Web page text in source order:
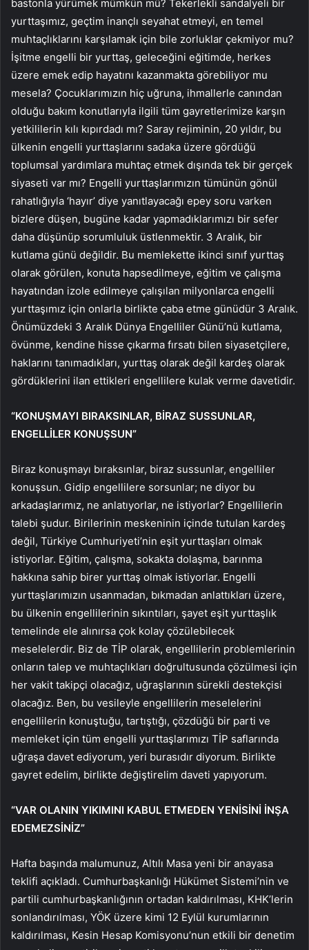
bastonla yürümek mümkün mü? Tekerlekli sandalyeli bir
yurttaşımız, geçtim inançlı seyahat etmeyi, en temel
muhtaçlıklarını karşılamak için bile zorluklar çekmiyor mu?
İşitme engelli bir yurttaş, geleceğini eğitimde, herkes
üzere emek edip hayatını kazanmakta görebiliyor mu
mesela? Çocuklarımızın hiç uğruna, ihmallerle canından
olduğu bakım konutlarıyla ilgili tüm gayretlerimize karşın
yetkililerin kılı kıpırdadı mı? Saray rejiminin, 20 yıldır, bu
ülkenin engelli yurttaşlarını sadaka üzere gördüğü
toplumsal yardımlara muhtaç etmek dışında tek bir gerçek
siyaseti var mı? Engelli yurttaşlarımızın tümünün gönül
rahatlığıyla ‘hayır’ diye yanıtlayacağı epey soru varken
bizlere düşen, bugüne kadar yapmadıklarımızı bir sefer
daha düşünüp sorumluluk üstlenmektir. 3 Aralık, bir
kutlama günü değildir. Bu memlekette ikinci sınıf yurttaş
olarak görülen, konuta hapsedilmeye, eğitim ve çalışma
hayatından izole edilmeye çalışılan milyonlarca engelli
yurttaşımız için onlarla birlikte çaba etme günüdür 3 Aralık.
Önümüzdeki 3 Aralık Dünya Engelliler Günü’nü kutlama,
övünme, kendine hisse çıkarma fırsatı bilen siyasetçilere,
haklarını tanımadıkları, yurttaş olarak değil kardeş olarak
gördüklerini ilan ettikleri engellilere kulak verme davetidir.
“KONUŞMAYI BIRAKSINLAR, BİRAZ SUSSUNLAR,
ENGELLİLER KONUŞSUN”
Biraz konuşmayı bıraksınlar, biraz sussunlar, engelliler
konuşsun. Gidip engellilere sorsunlar; ne diyor bu
arkadaşlarımız, ne anlatıyorlar, ne istiyorlar? Engellilerin
talebi şudur. Birilerinin meskeninin içinde tutulan kardeş
değil, Türkiye Cumhuriyeti’nin eşit yurttaşları olmak
istiyorlar. Eğitim, çalışma, sokakta dolaşma, barınma
hakkına sahip birer yurttaş olmak istiyorlar. Engelli
yurttaşlarımızın usanmadan, bıkmadan anlattıkları üzere,
bu ülkenin engellilerinin sıkıntıları, şayet eşit yurttaşlık
temelinde ele alınırsa çok kolay çözülebilecek
meselelerdir. Biz de TİP olarak, engellilerin problemlerinin
onların talep ve muhtaçlıkları doğrultusunda çözülmesi için
her vakit takipçi olacağız, uğraşlarının sürekli destekçisi
olacağız. Ben, bu vesileyle engellilerin meselelerini
engellilerin konuştuğu, tartıştığı, çözdüğü bir parti ve
memleket için tüm engelli yurttaşlarımızı TİP saflarında
uğraşa davet ediyorum, yeri burasıdır diyorum. Birlikte
gayret edelim, birlikte değiştirelim daveti yapıyorum.
“VAR OLANIN YIKIMINI KABUL ETMEDEN YENİSİNİ İNŞA
EDEMEZSİNİZ”
Hafta başında malumunuz, Altılı Masa yeni bir anayasa
teklifi açıkladı. Cumhurbaşkanlığı Hükümet Sistemi’nin ve
partili cumhurbaşkanlığının ortadan kaldırılması, KHK’lerin
sonlandırılması, YÖK üzere kimi 12 Eylül kurumlarının
kaldırılması, Kesin Hesap Komisyonu’nun etkili bir denetim